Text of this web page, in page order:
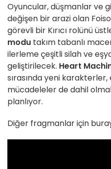
Oyuncular, düşmanlar ve
değişen bir arazi olan
görevli bir Kırıcı rolünü
modu takım tabanlı
ilerleme çeşitli silah ve
geliştirilecek. Heart
sırasında yeni
mücadeleler de dahil
planlıyor.
Diğer fragmanlar için